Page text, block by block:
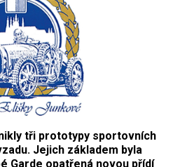
tři prototypy sportovních
Jejich základem byla
Garde opatřená novou přídí